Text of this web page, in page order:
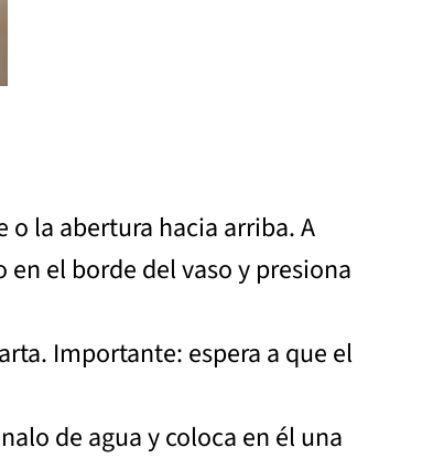
o la abertura hacia arriba. A
el borde del vaso y presiona
Importante: espera a que el
de agua y coloca en él una